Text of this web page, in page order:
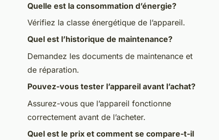
Quelle est la consommation d’énergie?
Vérifiez la classe énergétique de l’appareil.
Quel est l’historique de maintenance?
Demandez les documents de maintenance et
de réparation.
Pouvez-vous tester l’appareil avant l’achat?
Assurez-vous que l’appareil fonctionne
correctement avant de l’acheter.
Quel est le prix et comment se compare-t-il